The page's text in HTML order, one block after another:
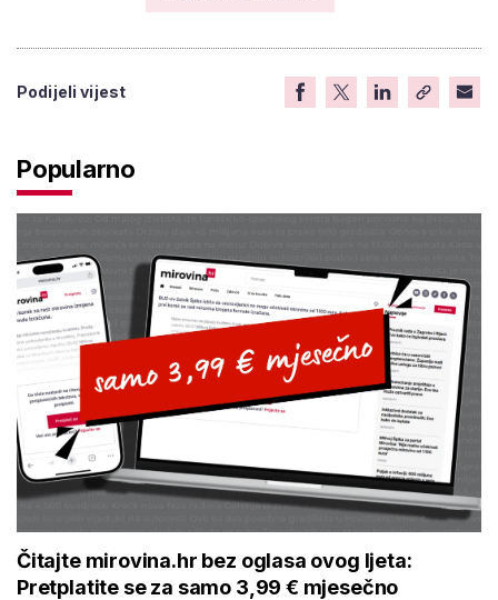
Podijeli vijest
Popularno
Čitajte mirovina.hr bez oglasa ovog ljeta:
Pretplatite se za samo 3,99 € mjesečno